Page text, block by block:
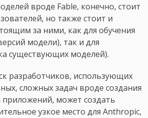
вроде Fable, конечно, стоит
но также стоит и
за ними, как для обучения
модели), так и для
существующих моделей).
разработчиков, использующих
сложных задач вроде создания
приложений, может создать
узкое место для Anthropic,